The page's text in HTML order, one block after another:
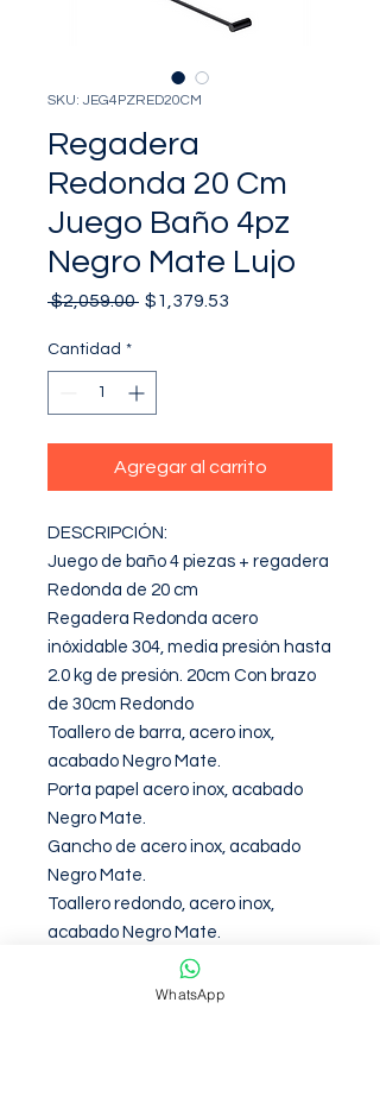
SKU: JEG4PZRED20CM
Regadera
Redonda 20 Cm
Juego Baño 4pz
Negro Mate Lujo
$2,059.00 Precio
$1,379.53
Cantidad *
Agregar al carrito
DESCRIPCIÓN:
Juego de baño 4 piezas + regadera
Redonda de 20 cm
Regadera Redonda acero
inóxidable 304, media presión hasta
2.0 kg de presión. 20cm Con brazo
de 30cm Redondo
Toallero de barra, acero inox,
acabado Negro Mate.
Porta papel acero inox, acabado
Negro Mate.
Gancho de acero inox, acabado
Negro Mate.
Toallero redondo, acero inox,
acabado Negro Mate.
Garantia de 12 Meses contra
WhatsApp